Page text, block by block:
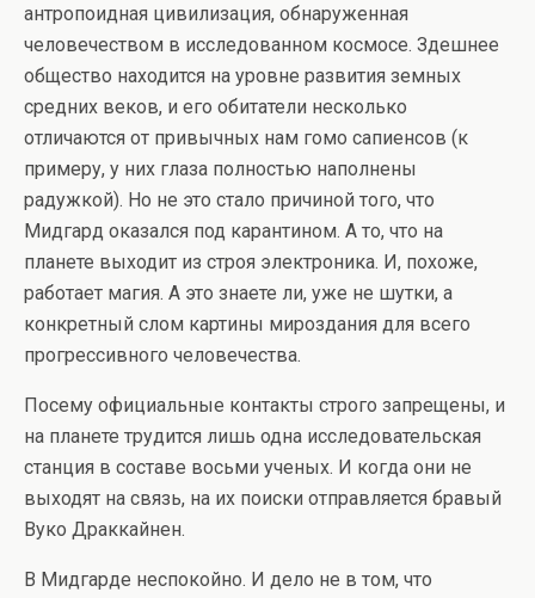
антропоидная цивилизация, обнаруженная
человечеством в исследованном космосе. Здешнее
общество находится на уровне развития земных
средних веков, и его обитатели несколько
отличаются от привычных нам гомо сапиенсов (к
примеру, у них глаза полностью наполнены
радужкой). Но не это стало причиной того, что
Мидгард оказался под карантином. А то, что на
планете выходит из строя электроника. И, похоже,
работает магия. А это знаете ли, уже не шутки, а
конкретный слом картины мироздания для всего
прогрессивного человечества.
Посему официальные контакты строго запрещены, и
на планете трудится лишь одна исследовательская
станция в составе восьми ученых. И когда они не
выходят на связь, на их поиски отправляется бравый
Вуко Драккайнен.
В Мидгарде неспокойно. И дело не в том, что